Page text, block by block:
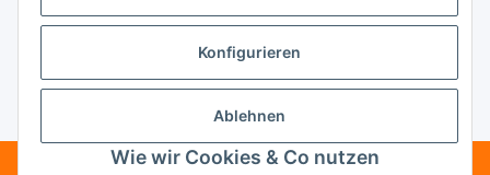
Unternehmen
Vertrag widerrufen
Konfigurieren
Ablehnen
Wie wir Cookies & Co nutzen